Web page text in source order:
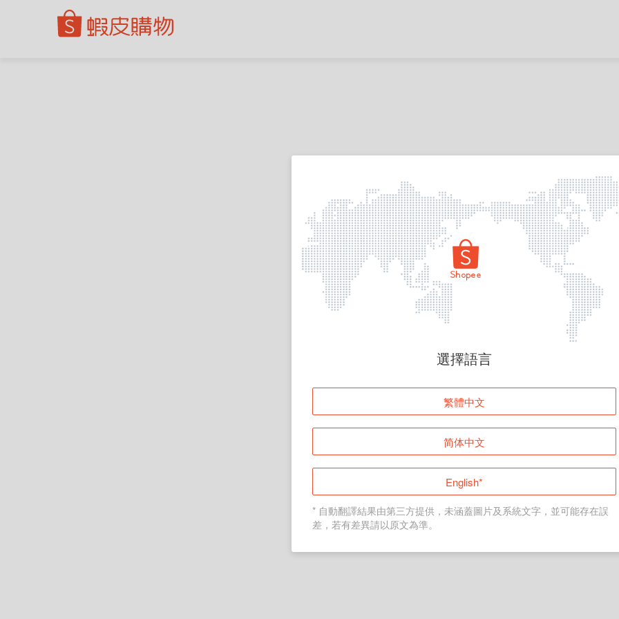
頁面無法顯示
登入
返回首頁
選擇語言
繁體中文
简体中文
English*
* 自動翻譯結果由第三方提供，未涵蓋圖片及系統文字，並可能存在誤
差，若有差異請以原文為準。